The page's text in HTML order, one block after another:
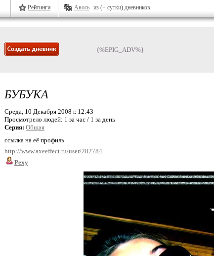
Рейтинги Авось из (+ сутки) дневников
{%EPIG_ADV%}
БУБУКА
Среда, 10 Декабря 2008 г. 12:43
Просмотрело людей: 1 за час / 1 за день
Серия: Общая
ссылка на её профиль
http://www.axeeffect.ru/user/282784
Pexy